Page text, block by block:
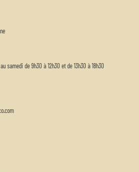
samedi de 9h30 à 12h30 et de 13h30 à 18h30